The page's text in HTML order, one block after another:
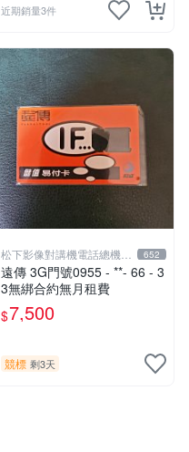
近期銷量3件
松下影像對講機電話總機專
賣店1
652
遠傳 3G門號0955 - **- 66 - 3
3無綁合約無月租費
$7,500
競標 剩3天